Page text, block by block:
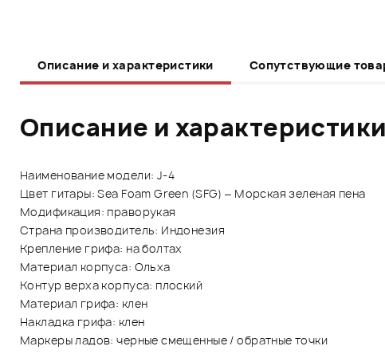
Описание и характеристики Сопутствующие
Описание и характеристики
Наименование модели: J-4
Цвет гитары: Sea Foam Green (SFG) – Морская зеленая пена
Модификация: праворукая
Страна производитель: Индонезия
Крепление грифа: на болтах
Материал корпуса: Ольха
Контур верха корпуса: плоский
Материал грифа: клен
Накладка грифа: клен
Маркеры ладов: черные смещенные / обратные точки